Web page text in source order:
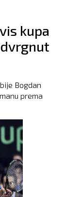
kupa
Bogdan
prema